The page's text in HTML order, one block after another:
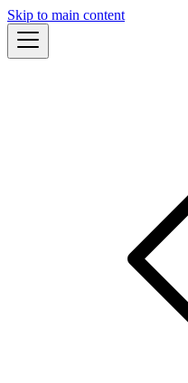
Skip to main content